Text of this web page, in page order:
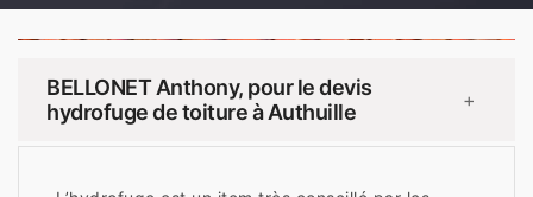
BELLONET Anthony, pour le devis
hydrofuge de toiture à Authuille
+